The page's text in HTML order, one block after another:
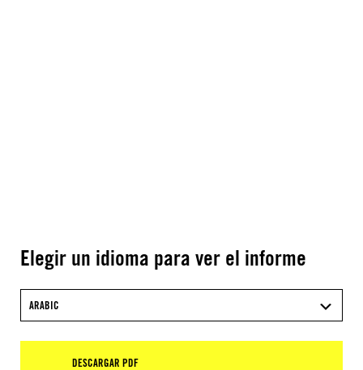
Elegir un idioma para ver el informe
ARABIC
DESCARGAR PDF